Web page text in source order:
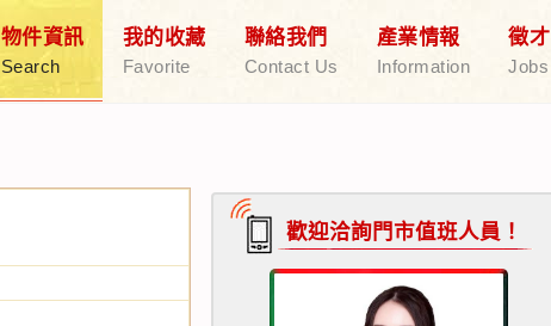
物件資訊
Search
我的收藏
Favorite
聯絡我們
Contact Us
產業情報
Information
徵才
Jobs
歡迎洽詢門市值班人員！